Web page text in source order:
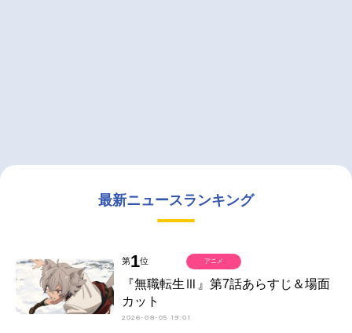
最新ニュースランキング
第1位
『無職転生Ⅲ』第7話あらすじ＆場面
カット
2026-08-05 19:01
アニメ